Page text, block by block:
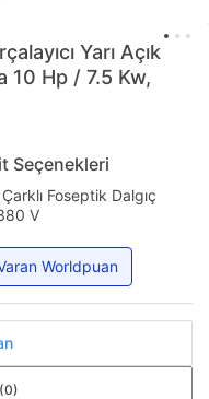
Yarı Açık
10 Hp / 7.5 Kw,
Seçenekleri
Foseptik Dalgıç
V
Worldpuan